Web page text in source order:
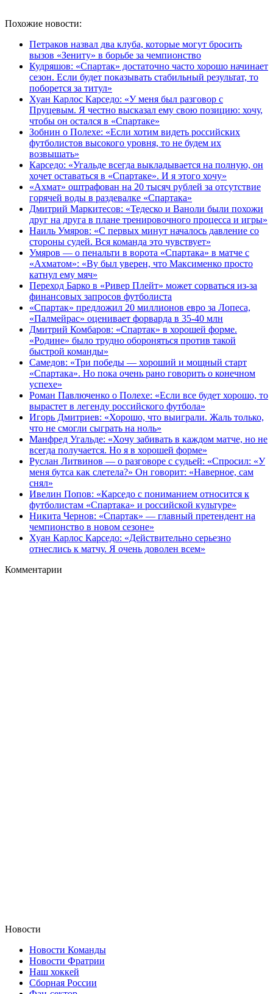
Похожие новости:
Петраков назвал два клуба, которые могут бросить
вызов «Зениту» в борьбе за чемпионство
Кудряшов: «Спартак» достаточно часто хорошо начинает
сезон. Если будет показывать стабильный результат, то
поборется за титул»
Хуан Карлос Карседо: «У меня был разговор с
Пруцевым. Я честно высказал ему свою позицию: хочу,
чтобы он остался в «Спартаке»
Зобнин о Полехе: «Если хотим видеть российских
футболистов высокого уровня, то не будем их
возвышать»
Карседо: «Угальде всегда выкладывается на полную, он
хочет оставаться в «Спартаке». И я этого хочу»
«Ахмат» оштрафован на 20 тысяч рублей за отсутствие
горячей воды в раздевалке «Спартака»
Дмитрий Маркитесов: «Тедеско и Ваноли были похожи
друг на друга в плане тренировочного процесса и игры»
Наиль Умяров: «С первых минут началось давление со
стороны судей. Вся команда это чувствует»
Умяров — о пенальти в ворота «Спартака» в матче с
«Ахматом»: «Ву был уверен, что Максименко просто
катнул ему мяч»
Переход Барко в «Ривер Плейт» может сорваться из‑за
финансовых запросов футболиста
«Спартак» предложил 20 миллионов евро за Лопеса,
«Палмейрас» оценивает форварда в 35-40 млн
Дмитрий Комбаров: «Спартак» в хорошей форме.
«Родине» было трудно обороняться против такой
быстрой команды»
Самедов: «Три победы — хороший и мощный старт
«Спартака». Но пока очень рано говорить о конечном
успехе»
Роман Павлюченко о Полехе: «Если все будет хорошо, то
вырастет в легенду российского футбола»
Игорь Дмитриев: «Хорошо, что выиграли. Жаль только,
что не смогли сыграть на ноль»
Манфред Угальде: «Хочу забивать в каждом матче, но не
всегда получается. Но я в хорошей форме»
Руслан Литвинов — о разговоре с судьей: «Спросил: «У
меня бутса как слетела?» Он говорит: «Наверное, сам
снял»
Ивелин Попов: «Карседо с пониманием относится к
футболистам «Спартака» и российской культуре»
Никита Чернов: «Спартак» — главный претендент на
чемпионство в новом сезоне»
Хуан Карлос Карседо: «Действительно серьезно
отнеслись к матчу. Я очень доволен всем»
Комментарии
Новости
Новости Команды
Новости Фратрии
Наш хоккей
Сборная России